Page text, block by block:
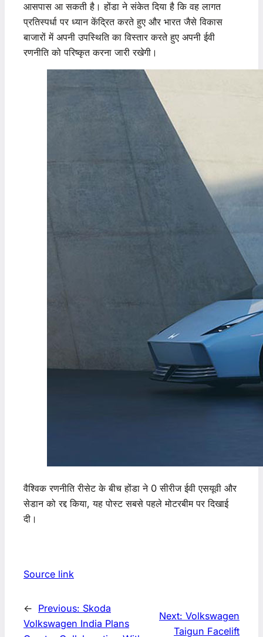
आसपास आ सकती है। होंडा ने संकेत दिया है कि वह लागत
प्रतिस्पर्धा पर ध्यान केंद्रित करते हुए और भारत जैसे विकास
बाजारों में अपनी उपस्थिति का विस्तार करते हुए अपनी ईवी
रणनीति को परिष्कृत करना जारी रखेगी।
वैश्विक रणनीति रीसेट के बीच होंडा ने 0 सीरीज ईवी एसयूवी और
सेडान को रद्द किया, यह पोस्ट सबसे पहले मोटरबीम पर दिखाई
दी।
Source link
← Previous: Skoda
Volkswagen India Plans
Next: Volkswagen
Taigun Facelift